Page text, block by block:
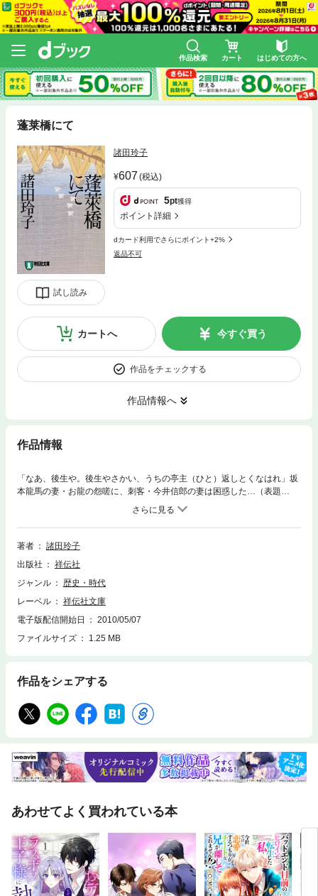
作品検索 カート はじめての方へ
蓬莱橋にて
試し読み
諸田玲子
607 (税込)
5pt獲得
ポイント詳細
dカード利用でさらにポイント+2%
返品不可
カートへ 今すぐ買う
作品をチェックする
作品情報へ
作品情報
「なあ、後生や。後生やさかい、うちの亭主（ひと）返しとくなはれ」坂
本龍馬の妻・お龍の怨嗟に、刺客・今井信郎の妻は困惑した…（表題
作）。東海道の宿場を往き交う儚い想い。すれ違う男と女の心…。運命の
ほころびに翻弄される人々の哀切を描く時代小説集！
著者
諸田玲子
出版社
祥伝社
ジャンル
歴史・時代
レーベル
祥伝社文庫
電子版配信開始日
2010/05/07
ファイルサイズ
1.25 MB
作品をシェアする
あわせてよく買われている本